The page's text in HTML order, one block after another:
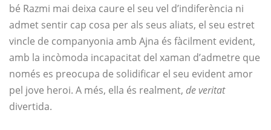
bé Razmi mai deixa caure el seu vel d’indiferència ni
admet sentir cap cosa per als seus aliats, el seu estret
vincle de companyonia amb Ajna és fàcilment evident,
amb la incòmoda incapacitat del xaman d’admetre que
només es preocupa de solidificar el seu evident amor
pel jove heroi. A més, ella és realment, de veritat
divertida.